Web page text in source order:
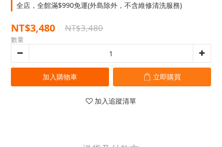
全店，全館滿$990免運(外島除外，不含維修清洗服務)
NT$3,480 NT$3,480
數量
加入購物車 立即購買
加入追蹤清單